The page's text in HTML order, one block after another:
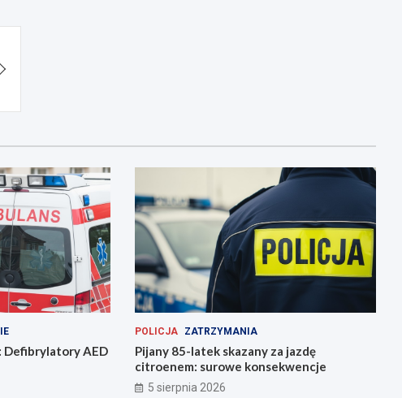
Defibrylatory AED
POLICJA ZATRZYMANIA
Pijany 85-latek skazany za jazdę
citroenem: surowe konsekwencje
5 sierpnia 2026